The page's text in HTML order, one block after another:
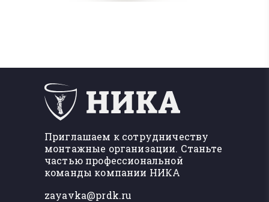
Приглашаем к сотрудничеству
монтажные организации. Станьте
частью профессиональной
команды компании НИКА
zayavka@prdk.ru